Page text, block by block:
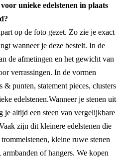
unieke edelstenen in plaats
op de foto gezet. Zo zie je exact
wanneer je deze bestelt. In de
de afmetingen en het gewicht van
verrassingen. In de vormen
& punten, statement pieces, clusters
edelstenen.Wanneer je stenen uit
je altijd een steen van vergelijkbare
zijn dit kleinere edelstenen die
kleine ruwe stenen
armbanden of hangers. We kopen